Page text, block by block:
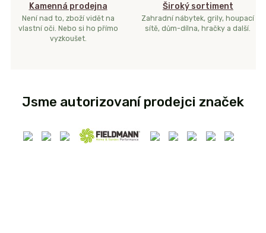
Kamenná prodejna
Není nad to, zboží vidět na
vlastní oči. Nebo si ho přímo
vyzkoušet.
Široký sortiment
Zahradní nábytek, grily, houpací
sítě, dům-dílna, hračky a další.
Jsme autorizovaní prodejci značek